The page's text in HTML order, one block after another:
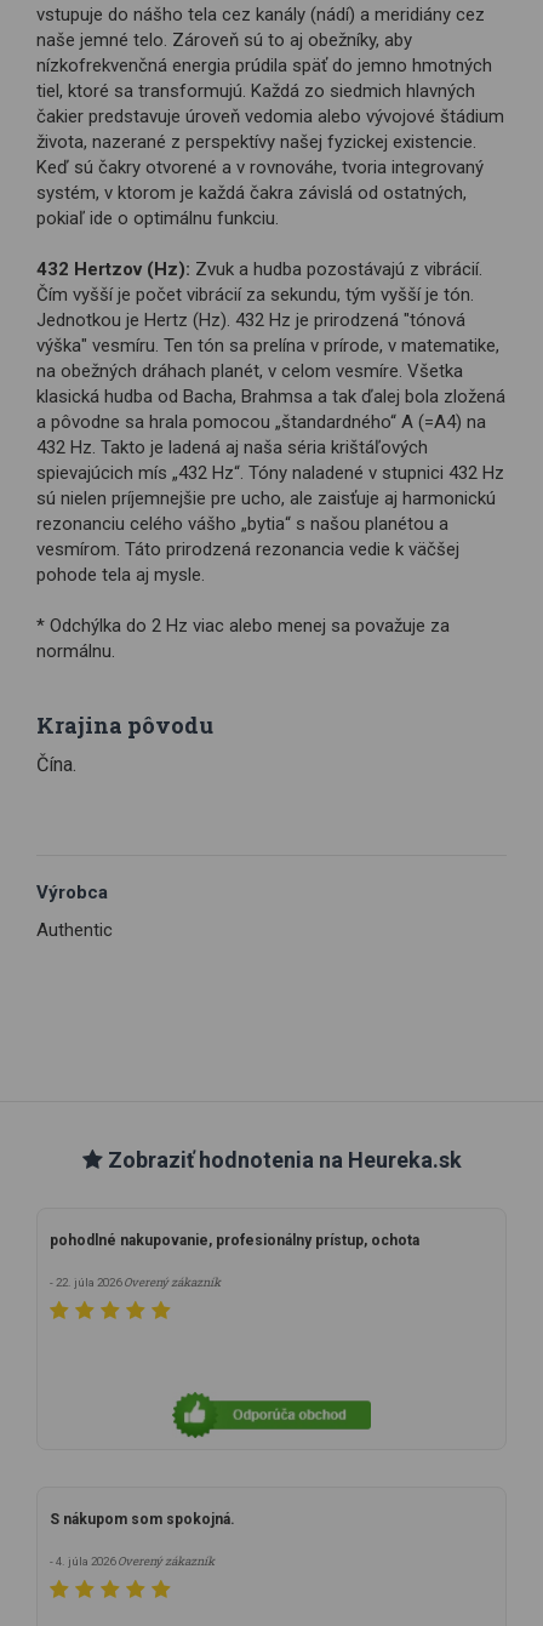
vstupuje do nášho tela cez kanály (nádí) a meridiány cez
naše jemné telo. Zároveň sú to aj obežníky, aby
nízkofrekvenčná energia prúdila späť do jemno hmotných
tiel, ktoré sa transformujú. Každá zo siedmich hlavných
čakier predstavuje úroveň vedomia alebo vývojové štádium
života, nazerané z perspektívy našej fyzickej existencie.
Keď sú čakry otvorené a v rovnováhe, tvoria integrovaný
systém, v ktorom je každá čakra závislá od ostatných,
pokiaľ ide o optimálnu funkciu.
432 Hertzov (Hz): Zvuk a hudba pozostávajú z vibrácií.
Čím vyšší je počet vibrácií za sekundu, tým vyšší je tón.
Jednotkou je Hertz (Hz). 432 Hz je prirodzená "tónová
výška" vesmíru. Ten tón sa prelína v prírode, v matematike,
na obežných dráhach planét, v celom vesmíre. Všetka
klasická hudba od Bacha, Brahmsa a tak ďalej bola zložená
a pôvodne sa hrala pomocou „štandardného“ A (=A4) na
432 Hz. Takto je ladená aj naša séria krištáľových
spievajúcich mís „432 Hz“. Tóny naladené v stupnici 432 Hz
sú nielen príjemnejšie pre ucho, ale zaisťuje aj harmonickú
rezonanciu celého vášho „bytia“ s našou planétou a
vesmírom. Táto prirodzená rezonancia vedie k väčšej
pohode tela aj mysle.
* Odchýlka do 2 Hz viac alebo menej sa považuje za
normálnu.
Krajina pôvodu
Čína.
Výrobca
Authentic
Zobraziť hodnotenia na Heureka.sk
pohodlné nakupovanie, profesionálny prístup, ochota
- 22. júla 2026Overený zákazník
S nákupom som spokojná.
- 4. júla 2026Overený zákazník